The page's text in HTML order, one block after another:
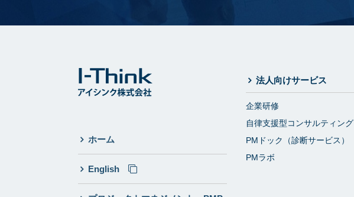
ホーム
English
法人向けサービス
企業研修
自律支援型コンサルティング
PMドック（診断サービス）
PMラボ